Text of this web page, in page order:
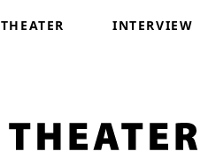
THEATER INTERVIEW